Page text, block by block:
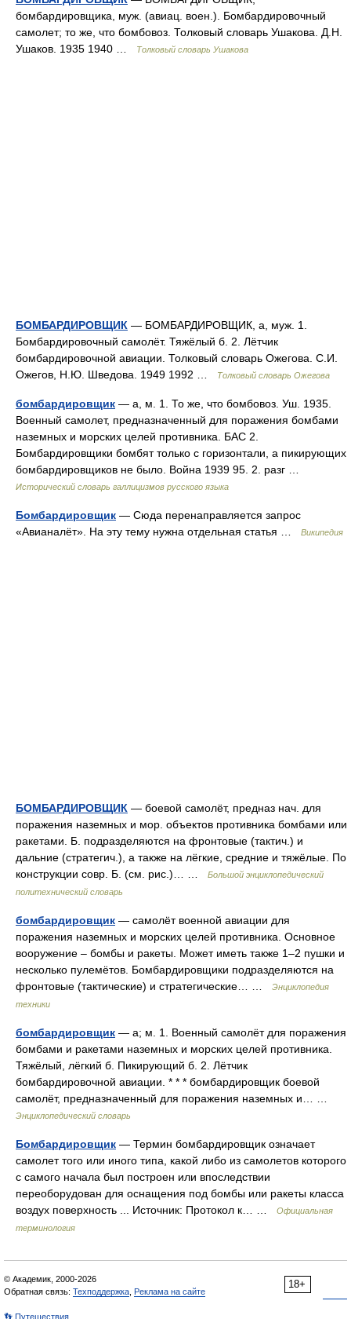
бомбардировщика, муж. (авиац. воен.). Бомбардировочный
самолет; то же, что бомбовоз. Толковый словарь Ушакова. Д.Н.
Ушаков. 1935 1940 …
Толковый словарь Ушакова
БОМБАРДИРОВЩИК — БОМБАРДИРОВЩИК, а, муж. 1.
Бомбардировочный самолёт. Тяжёлый б. 2. Лётчик
бомбардировочной авиации. Толковый словарь Ожегова. С.И.
Ожегов, Н.Ю. Шведова. 1949 1992 …
Толковый словарь Ожегова
бомбардировщик — а, м. 1. То же, что бомбовоз. Уш. 1935.
Военный самолет, предназначенный для поражения бомбами
наземных и морских целей противника. БАС 2.
Бомбардировщики бомбят только с горизонтали, а пикирующих
бомбардировщиков не было. Война 1939 95. 2. разг …
Исторический словарь галлицизмов русского языка
Бомбардировщик — Сюда перенаправляется запрос
«Авианалёт». На эту тему нужна отдельная статья …
Википедия
БОМБАРДИРОВЩИК — боевой самолёт, предназ нач. для
поражения наземных и мор. объектов противника бомбами или
ракетами. Б. подразделяются на фронтовые (тактич.) и
дальние (стратегич.), а также на лёгкие, средние и тяжёлые. По
конструкции совр. Б. (см. рис.)… …
Большой энциклопедический
политехнический словарь
бомбардировщик — самолёт военной авиации для
поражения наземных и морских целей противника. Основное
вооружение – бомбы и ракеты. Может иметь также 1–2 пушки и
несколько пулемётов. Бомбардировщики подразделяются на
фронтовые (тактические) и стратегические… …
Энциклопедия
техники
бомбардировщик — а; м. 1. Военный самолёт для поражения
бомбами и ракетами наземных и морских целей противника.
Тяжёлый, лёгкий б. Пикирующий б. 2. Лётчик
бомбардировочной авиации. * * * бомбардировщик боевой
самолёт, предназначенный для поражения наземных и… …
Энциклопедический словарь
Бомбардировщик — Термин бомбардировщик означает
самолет того или иного типа, какой либо из самолетов которого
с самого начала был построен или впоследствии
переоборудован для оснащения под бомбы или ракеты класса
воздух поверхность ... Источник: Протокол к… …
Официальная
терминология
18+
© Академик, 2000-2026
Обратная связь: Техподдержка Реклама на сайте
👣 Путешествия